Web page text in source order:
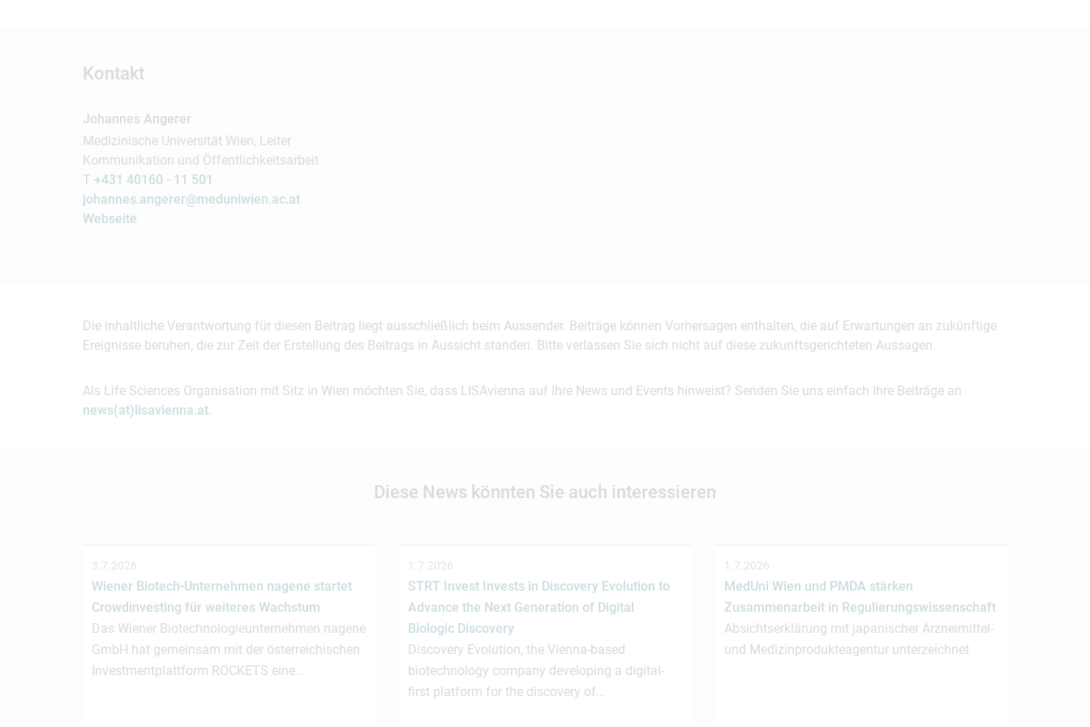
Kontakt
Johannes Angerer
Medizinische Universität Wien, Leiter
Kommunikation und Öffentlichkeitsarbeit
T +431 40160 - 11 501
johannes.angerer@meduniwien.ac.at
Webseite
Die inhaltliche Verantwortung für diesen Beitrag liegt ausschließlich beim Aussender. Beiträge können Vorhersagen enthalten, die auf Erwartungen an zukünftige
Ereignisse beruhen, die zur Zeit der Erstellung des Beitrags in Aussicht standen. Bitte verlassen Sie sich nicht auf diese zukunftsgerichteten Aussagen.
Als Life Sciences Organisation mit Sitz in Wien möchten Sie, dass LISAvienna auf Ihre News und Events hinweist? Senden Sie uns einfach Ihre Beiträge an
news(at)lisavienna.at.
Diese News könnten Sie auch interessieren
3.7.2026
Wiener Biotech-Unternehmen nagene startet
Crowdinvesting für weiteres Wachstum
Das Wiener Biotechnologieunternehmen nagene
GmbH hat gemeinsam mit der österreichischen
Investmentplattform ROCKETS eine…
1.7.2026
STRT Invest Invests in Discovery Evolution to
Advance the Next Generation of Digital
Biologic Discovery
Discovery Evolution, the Vienna-based
biotechnology company developing a digital-
first platform for the discovery of…
1.7.2026
MedUni Wien und PMDA stärken
Zusammenarbeit in Regulierungswissenschaft
Absichtserklärung mit japanischer Arzneimittel-
und Medizinprodukteagentur unterzeichnet